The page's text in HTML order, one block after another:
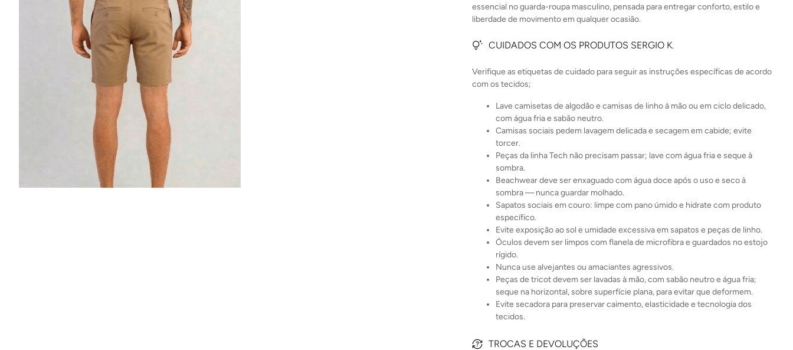
essencial no guarda-roupa masculino, pensada para entregar conforto, estilo e
liberdade de movimento em qualquer ocasião.
CUIDADOS COM OS PRODUTOS SERGIO K.
Verifique as etiquetas de cuidado para seguir as instruções específicas de acordo
com os tecidos;
Lave camisetas de algodão e camisas de linho à mão ou em ciclo delicado,
com água fria e sabão neutro.
Camisas sociais pedem lavagem delicada e secagem em cabide; evite
torcer.
Peças da linha Tech não precisam passar; lave com água fria e seque à
sombra.
Beachwear deve ser enxaguado com água doce após o uso e seco à
sombra — nunca guardar molhado.
Sapatos sociais em couro: limpe com pano úmido e hidrate com produto
específico.
Evite exposição ao sol e umidade excessiva em sapatos e peças de linho.
Óculos devem ser limpos com flanela de microfibra e guardados no estojo
rígido.
Nunca use alvejantes ou amaciantes agressivos.
Peças de tricot devem ser lavadas à mão, com sabão neutro e água fria;
seque na horizontal, sobre superfície plana, para evitar que deformem.
Evite secadora para preservar caimento, elasticidade e tecnologia dos
tecidos.
TROCAS E DEVOLUÇÕES